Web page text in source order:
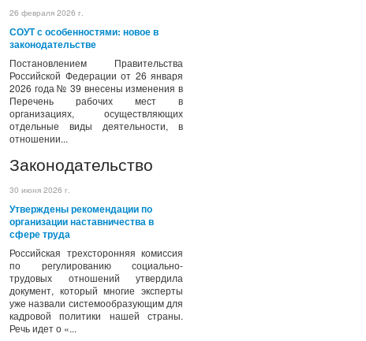
26 февраля 2026 г.
СОУТ с особенностями: новое в
законодательстве
Постановлением Правительства
Российской Федерации от 26 января
2026 года № 39 внесены изменения в
Перечень рабочих мест в
организациях, осуществляющих
отдельные виды деятельности, в
отношении...
Законодательство
30 июня 2026 г.
Утверждены рекомендации по
организации наставничества в
сфере труда
Российская трехсторонняя комиссия
по регулированию социально-
трудовых отношений утвердила
документ, который многие эксперты
уже назвали системообразующим для
кадровой политики нашей страны.
Речь идет о «...